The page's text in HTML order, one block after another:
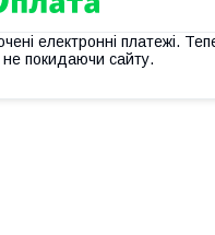
електронні платежі.
покидаючи сайту.